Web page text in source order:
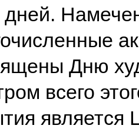
дней.
Дню
всего
является